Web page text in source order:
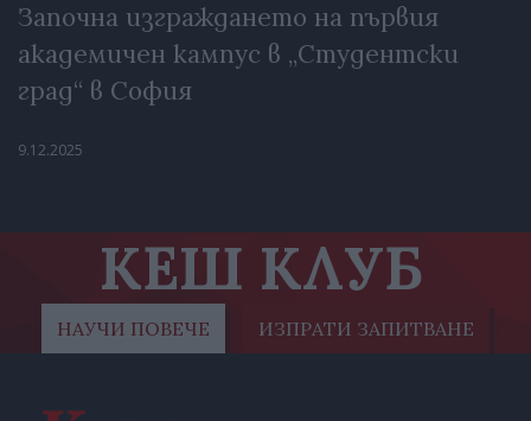
Започна изграждането на първия
академичен кампус в „Студентски
град“ в София
9.12.2025
КЕШ КЛУБ
НАУЧИ ПОВЕЧЕ ИЗПРАТИ ЗАПИТВАНЕ